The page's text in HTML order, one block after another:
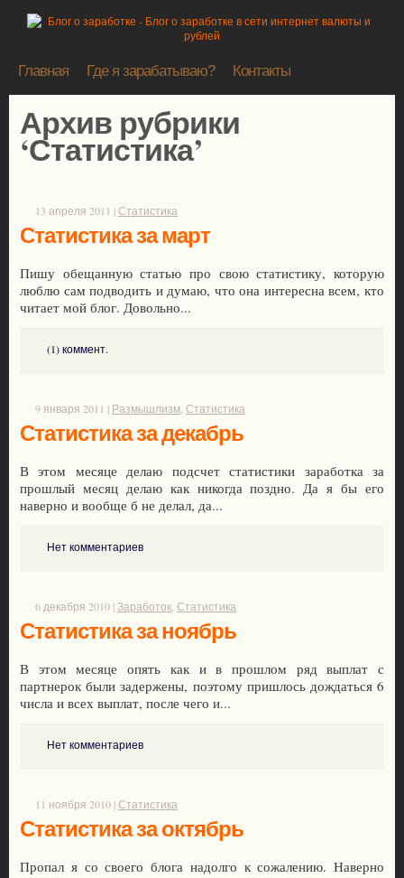
Главная Где я зарабатываю? Контакты
Архив рубрики
‘Статистика’
13 апреля 2011 |Статистика
Статистика за март
Пишу обещанную статью про свою статистику, которую
люблю сам подводить и думаю, что она интересна всем, кто
читает мой блог. Довольно...
(1) коммент.
9 января 2011 | Размышлизм Статистика
Статистика за декабрь
В этом месяце делаю подсчет статистики заработка за
прошлый месяц делаю как никогда поздно. Да я бы его
наверно и вообще б не делал, да...
Нет комментариев
6 декабря 2010 |Заработок Статистика
Статистика за ноябрь
В этом месяце опять как и в прошлом ряд выплат с
партнерок были задержены, поэтому пришлось дождаться 6
числа и всех выплат, после чего и...
Нет комментариев
11 ноября 2010 |Статистика
Статистика за октябрь
Пропал я со своего блога надолго к сожалению. Наверно